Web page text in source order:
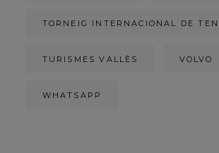
TORNEIG INTERNACIONAL DE
TURISMES VALLÈS VOLVO
WHATSAPP